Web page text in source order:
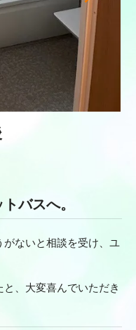
バスへ。
ないと相談を受け、ユ
、大変喜んでいただき